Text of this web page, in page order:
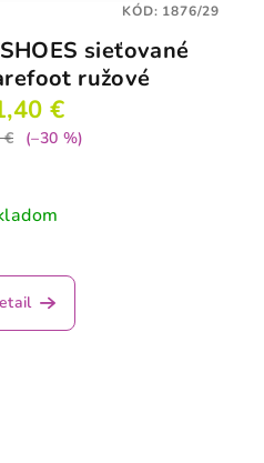
sieťované
ružové
€
€ (–30 %)
hodnotenie
produktu
je
KÓD: 1876/29